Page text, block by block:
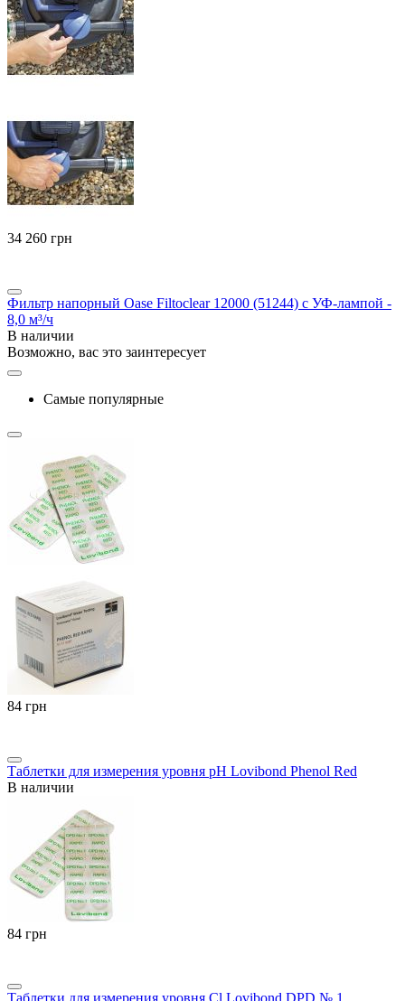
‍34 260‍ грн
Фильтр напорный Oase Filtoclear 12000 (51244) с УФ-лампой -
8,0 м³/ч
В наличии
Возможно, вас это заинтересует
Самые популярные
‍84‍ грн
Таблетки для измерения уровня pH Lovibond Phenol Red
В наличии
‍84‍ грн